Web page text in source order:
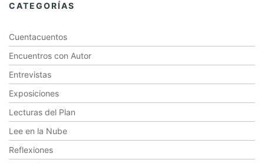
CATEGORÍAS
Cuentacuentos
Encuentros con Autor
Entrevistas
Exposiciones
Lecturas del Plan
Lee en la Nube
Reflexiones